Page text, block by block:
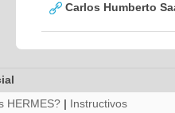
Carlos Humberto
HERMES? | Instructivos